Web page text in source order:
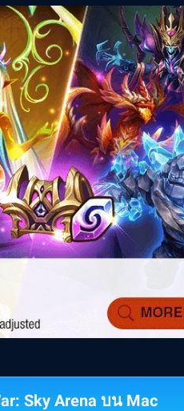
Sky Arena บน Mac